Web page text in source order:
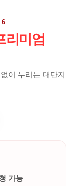
리미엄
이 누리는 대단지
가능